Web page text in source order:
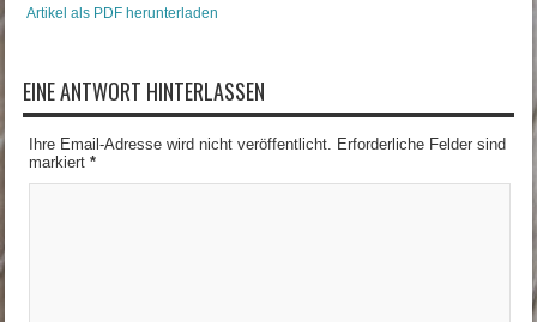
Artikel als PDF herunterladen
EINE ANTWORT HINTERLASSEN
Ihre Email-Adresse wird nicht veröffentlicht. Erforderliche Felder sind
markiert *